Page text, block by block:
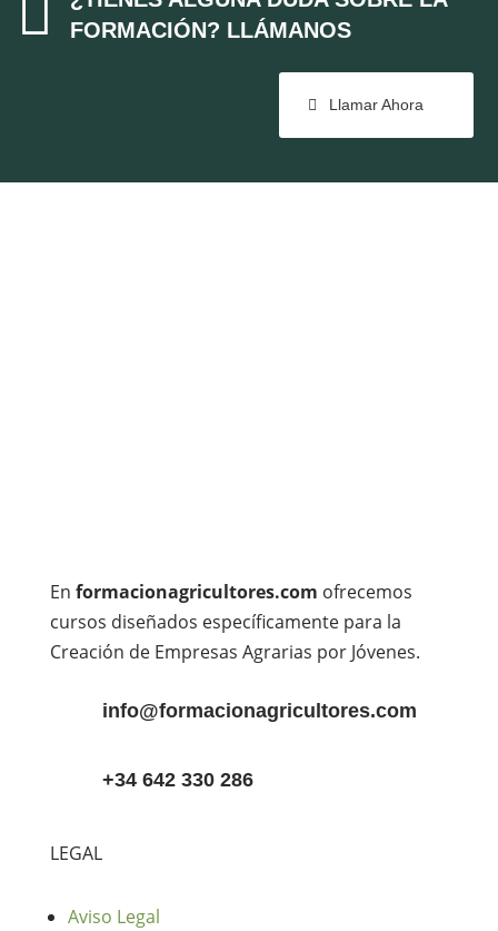

FORMACIÓN? LLÁMANOS
Llamar Ahora
En formacionagricultores.com ofrecemos
cursos diseñados específicamente para la
Creación de Empresas Agrarias por Jóvenes.
info@formacionagricultores.com
+34 642 330 286
LEGAL
Aviso Legal